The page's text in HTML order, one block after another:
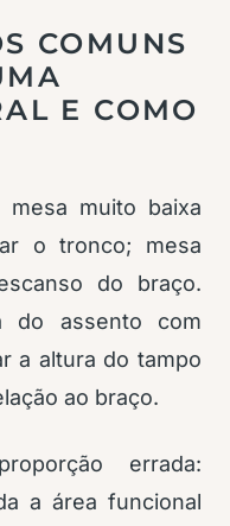
COMUNS
E COMO
muito baixa
o tronco; mesa
do braço.
do assento com
a altura do tampo
ao braço.
errada:
a área funcional